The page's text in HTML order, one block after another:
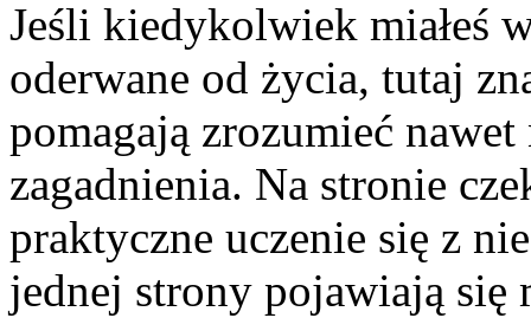
Jeśli kiedykolwiek miałeś
oderwane od życia, tutaj
pomagają zrozumieć
zagadnienia. Na stronie
praktyczne uczenie się z
jednej strony pojawiają